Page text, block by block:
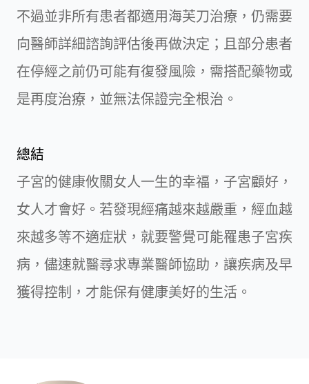
不過並非所有患者都適用海芙刀治療，仍需要
向醫師詳細諮詢評估後再做決定；且部分患者
在停經之前仍可能有復發風險，需搭配藥物或
是再度治療，並無法保證完全根治。
總結
子宮的健康攸關女人一生的幸福，子宮顧好，
女人才會好。若發現經痛越來越嚴重，經血越
來越多等不適症狀，就要警覺可能罹患子宮疾
病，儘速就醫尋求專業醫師協助，讓疾病及早
獲得控制，才能保有健康美好的生活。